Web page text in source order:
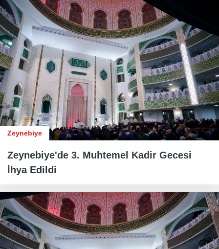
Zeynebiye
Zeynebiye'de 3. Muhtemel Kadir Gecesi
İhya Edildi